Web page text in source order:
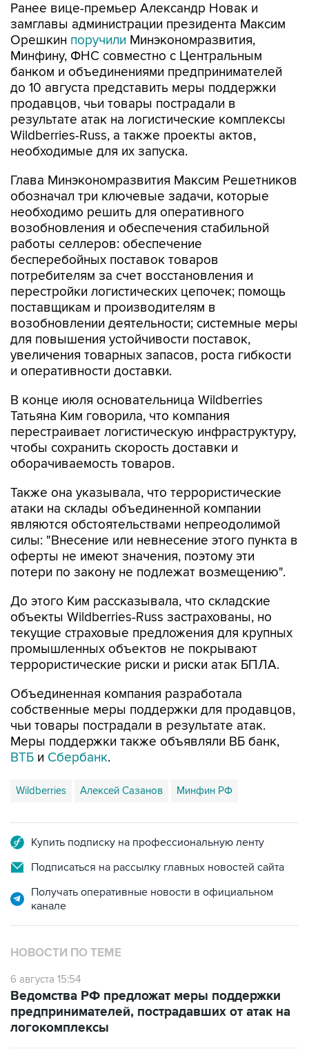
Ранее вице-премьер Александр Новак и
замглавы администрации президента Максим
Орешкин поручили Минэкономразвития,
Минфину, ФНС совместно с Центральным
банком и объединениями предпринимателей
до 10 августа представить меры поддержки
продавцов, чьи товары пострадали в
результате атак на логистические комплексы
Wildberries-Russ, а также проекты актов,
необходимые для их запуска.
Глава Минэкономразвития Максим Решетников
обозначал три ключевые задачи, которые
необходимо решить для оперативного
возобновления и обеспечения стабильной
работы селлеров: обеспечение
бесперебойных поставок товаров
потребителям за счет восстановления и
перестройки логистических цепочек; помощь
поставщикам и производителям в
возобновлении деятельности; системные меры
для повышения устойчивости поставок,
увеличения товарных запасов, роста гибкости
и оперативности доставки.
В конце июля основательница Wildberries
Татьяна Ким говорила, что компания
перестраивает логистическую инфраструктуру,
чтобы сохранить скорость доставки и
оборачиваемость товаров.
Также она указывала, что террористические
атаки на склады объединенной компании
являются обстоятельствами непреодолимой
силы: "Внесение или невнесение этого пункта в
оферты не имеют значения, поэтому эти
потери по закону не подлежат возмещению".
До этого Ким рассказывала, что складские
объекты Wildberries-Russ застрахованы, но
текущие страховые предложения для крупных
промышленных объектов не покрывают
террористические риски и риски атак БПЛА.
Объединенная компания разработала
собственные меры поддержки для продавцов,
чьи товары пострадали в результате атак.
Меры поддержки также объявляли ВБ банк,
ВТБ и Сбербанк.
Wildberries Алексей Сазанов Минфин РФ
Купить подписку на профессиональную ленту
Подписаться на рассылку главных новостей сайта
Получать оперативные новости в официальном
канале
НОВОСТИ ПО ТЕМЕ
6 августа 15:54
Ведомства РФ предложат меры поддержки
предпринимателей, пострадавших от атак на
логокомплексы